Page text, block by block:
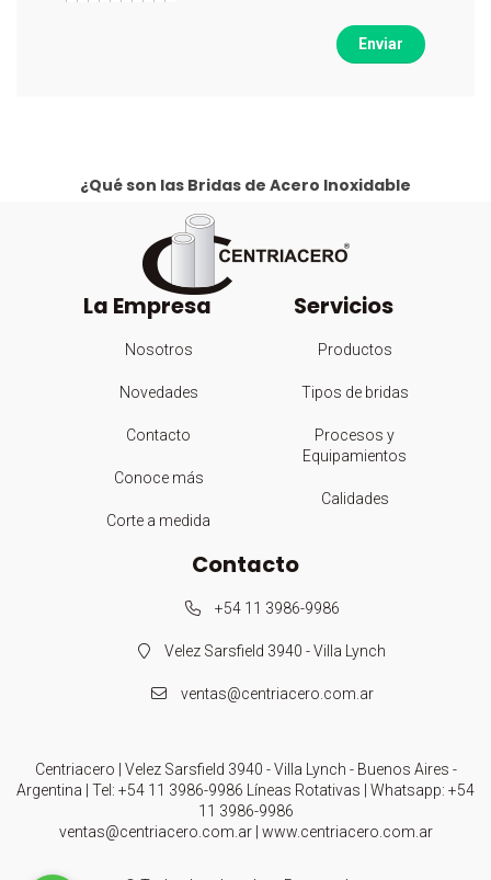
Enviar
¿Qué son las Bridas de Acero Inoxidable
La Empresa
Nosotros
Novedades
Contacto
Conoce más
Corte a medida
Servicios
Productos
Tipos de bridas
Procesos y
Equipamientos
Calidades
Contacto
+54 11 3986-9986
Velez Sarsfield 3940 - Villa Lynch
ventas@centriacero.com.ar
Centriacero | Velez Sarsfield 3940 - Villa Lynch - Buenos Aires -
Argentina | Tel: +54 11 3986-9986 Líneas Rotativas | Whatsapp: +54
11 3986-9986
ventas@centriacero.com.ar| www.centriacero.com.ar